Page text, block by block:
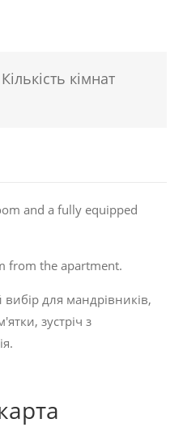
Кількість кімнат
and a fully equipped
from the apartment.
для мандрівників,
, зустріч з
.